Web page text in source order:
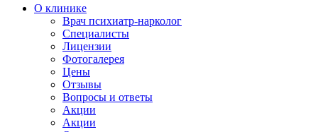
О клинике
Врач психиатр-нарколог
Специалисты
Лицензии
Фотогалерея
Цены
Отзывы
Вопросы и ответы
Акции
Акции